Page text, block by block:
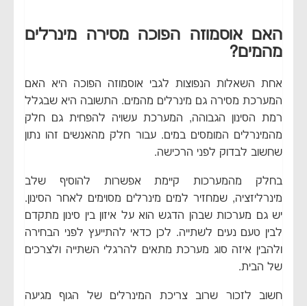
האם אוסמוזה הפוכה מסירה מינרלים
מהמים?
אחת השאלות הנפוצות לגבי אוסמוזה הפוכה היא האם
המערכת מסירה גם מינרלים מהמים. התשובה היא שבגלל
רמת הסינון הגבוהה, המערכת עשויה להפחית גם חלק
מהמינרלים המומסים במים. עבור חלק מהאנשים זהו נתון
שחשוב לבדוק לפני הרכישה.
בחלק מהמערכות קיימת אפשרות להוסיף שלב
מינרליזציה, שמחזיר למים מינרלים מסוימים לאחר הסינון.
יש גם מערכות שבהן הדגש הוא על איזון בין סינון מתקדם
לבין טעם נעים לשתייה. לכן כדאי להתייעץ לפני הבחירה
ולהבין איזה סוג מערכת מתאים להרגלי השתייה ולצרכים
של הבית.
חשוב לזכור שרוב צריכת המינרלים של הגוף מגיעה